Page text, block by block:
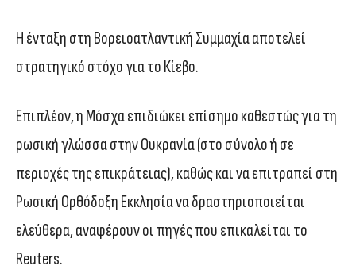
Η ένταξη στη Βορειοατλαντική Συμμαχία αποτελεί
στρατηγικό στόχο για το Κίεβο.
Επιπλέον, η Μόσχα επιδιώκει επίσημο καθεστώς για τη
ρωσική γλώσσα στην Ουκρανία (στο σύνολο ή σε
περιοχές της επικράτειας), καθώς και να επιτραπεί στη
Ρωσική Ορθόδοξη Εκκλησία να δραστηριοποιείται
ελεύθερα, αναφέρουν οι πηγές που επικαλείται το
Reuters.